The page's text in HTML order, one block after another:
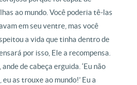
ao mundo. Você poderia tê-las
em seu ventre, mas você
a vida que tinha dentro de
por isso, Ele a recompensa.
de cabeça erguida. ‘Eu não
as trouxe ao mundo!’ Eu a